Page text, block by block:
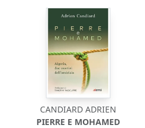
CANDIARD ADRIEN
PIERRE E MOHAMED